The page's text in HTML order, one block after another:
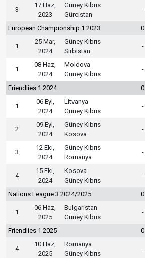
3
17 Haz,
2023
Güney Kıbrıs
Gürcistan
-
European Championship 1 2023 0
1
25 Mar,
2024
Güney Kıbrıs
Sırbistan
-
1
08 Haz,
2024
Moldova
Güney Kıbrıs
-
Friendlies 1 2024 0
1
06 Eyl,
2024
Litvanya
Güney Kıbrıs
-
2
09 Eyl,
2024
Güney Kıbrıs
Kosova
-
3
12 Eki,
2024
Güney Kıbrıs
Romanya
-
4
15 Eki,
2024
Kosova
Güney Kıbrıs
-
Nations League 3 2024/2025 0
1
06 Haz,
2025
Bulgaristan
Güney Kıbrıs
-
Friendlies 1 2025 0
4
10 Haz,
2025
Romanya
Güney Kıbrıs
-